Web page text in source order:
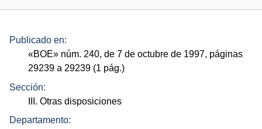
Publicado en:
«BOE» núm. 240, de 7 de octubre de 1997, páginas
29239 a 29239 (1 pág.)
Sección:
III. Otras disposiciones
Departamento: